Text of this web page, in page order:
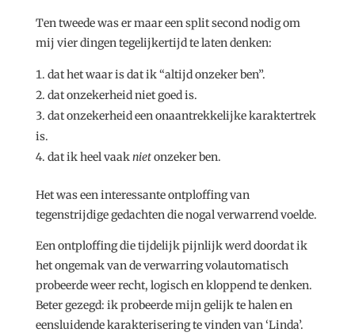
Ten tweede was er maar een split second nodig om
mij vier dingen tegelijkertijd te laten denken:
dat het waar is dat ik “altijd onzeker ben”.
dat onzekerheid niet goed is.
dat onzekerheid een onaantrekkelijke karaktertrek
is.
dat ik heel vaaknietonzeker ben.
Het was een interessante ontploffing van
tegenstrijdige gedachten die nogal verwarrend voelde.
Een ontploffing die tijdelijk pijnlijk werd doordat ik
het ongemak van de verwarring volautomatisch
probeerde weer recht, logisch en kloppend te denken.
Beter gezegd: ik probeerde mijn gelijk te halen en
eensluidende karakterisering te vinden van ‘Linda’.